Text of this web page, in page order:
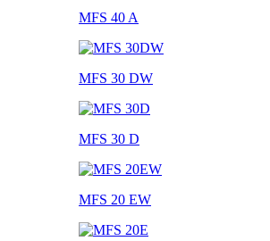
MFS 40 A
MFS 30 DW
MFS 30 D
MFS 20 EW